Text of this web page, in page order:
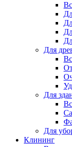
Для
Для
Для
Клининг